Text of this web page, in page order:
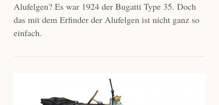
Alufelgen? Es war 1924 der Bugatti Type 35. Doch
das mit dem Erfinder der Alufelgen ist nicht ganz so
einfach.